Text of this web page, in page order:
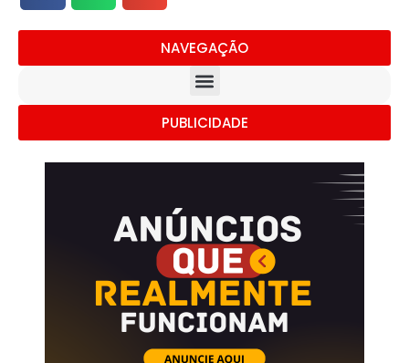
NAVEGAÇÃO
PUBLICIDADE